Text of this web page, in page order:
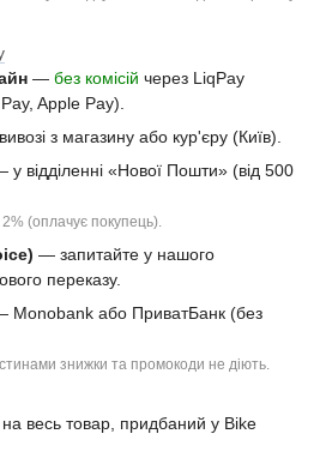
— без комісій через LiqPay
Apple Pay).
з магазину або кур'єру (Київ).
у відділенні «Нової Пошти» (від 500
2% (оплачує покупець).
— запитайте у нашого
переказу.
Monobank або ПриватБанк (без
знижки та промокоди не діють.
весь товар, придбаний у Bike